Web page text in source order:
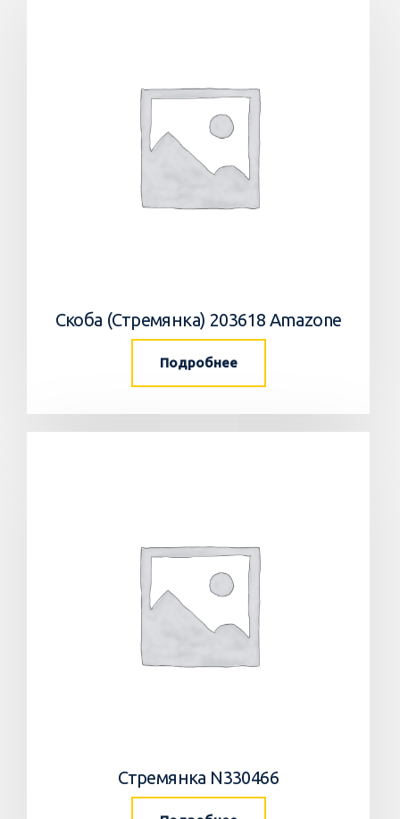
Скоба (Стремянка) 203618 Amazone
Подробнее
Стремянка N330466